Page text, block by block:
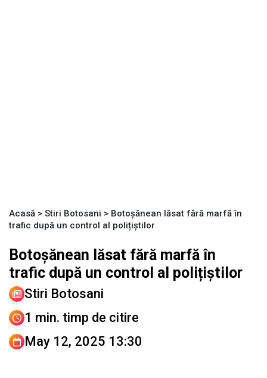
Acasă > Stiri Botosani > Botoșănean lăsat fără marfă în
trafic după un control al polițiștilor
Botoșănean lăsat fără marfă în
trafic după un control al polițiștilor
Stiri Botosani
1 min. timp de citire
May 12, 2025 13:30